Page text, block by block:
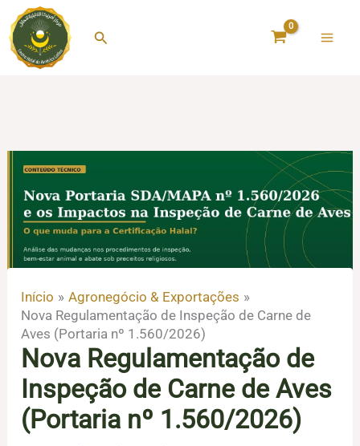
para
Pesquisar
Início
Agronegócio & Exportações
Nova Regulamentação de Inspeção de Carne de
Aves (Portaria nº 1.560/2026)
Nova Regulamentação de
Inspeção de Carne de Aves
(Portaria nº 1.560/2026)